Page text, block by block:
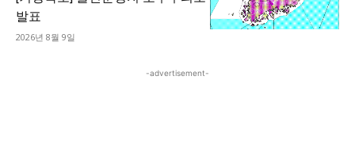
발표
2026년 8월 9일
-advertisement-